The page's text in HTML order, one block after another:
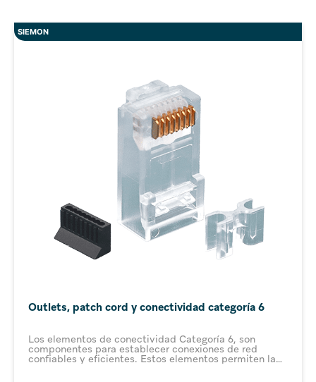
SIEMON
Outlets, patch cord y conectividad categoría 6
Los elementos de conectividad Categoría 6, son
componentes para establecer conexiones de red
confiables y eficientes. Estos elementos permiten la